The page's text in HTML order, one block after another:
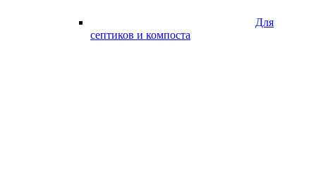
Для
септиков и компоста